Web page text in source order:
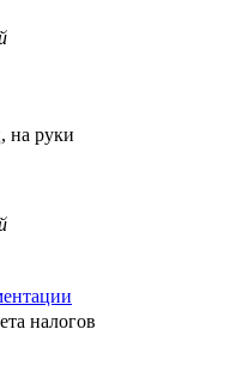
на руки
налогов